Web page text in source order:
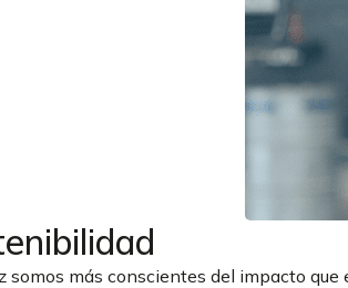
somos más conscientes del impacto que